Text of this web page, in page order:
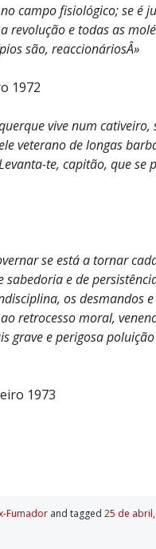
campo fisiológico; se é
revolução e todas as
são, reaccionáriosÂ»
1972
vive num cativeiro,
veterano de longas
te, capitão, que se
se está a tornar
e de
os desmandos
retrocesso moral,
grave e perigosa
1973
Fumador and tagged 25 de abril,